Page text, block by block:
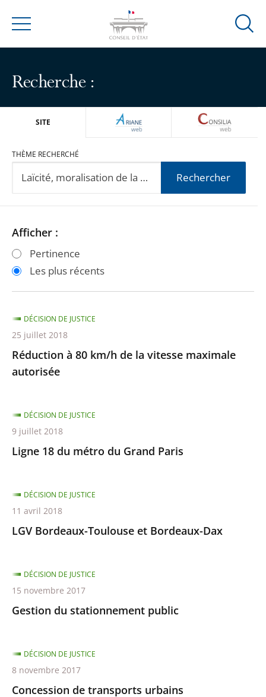
Menu
Ouvrir
Recherche :
SITE ARIANEWEB
THÈME RECHERCHÉ
Rechercher
Passer
les
filtres
après
Passer
les
filtres
avant
Afficher :
Pertinence
Les plus récents
Réduction à 80 km/h de la vitesse maximale
autorisée
DÉCISION DE JUSTICE
25 juillet 2018
Ligne 18 du métro du Grand Paris
DÉCISION DE JUSTICE
9 juillet 2018
LGV Bordeaux-Toulouse et Bordeaux-Dax
DÉCISION DE JUSTICE
11 avril 2018
Gestion du stationnement public
DÉCISION DE JUSTICE
15 novembre 2017
Concession de transports urbains
DÉCISION DE JUSTICE
8 novembre 2017